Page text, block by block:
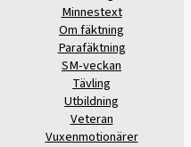
Minnestext
Om fäktning
Parafäktning
SM-veckan
Tävling
Utbildning
Veteran
Vuxenmotionärer